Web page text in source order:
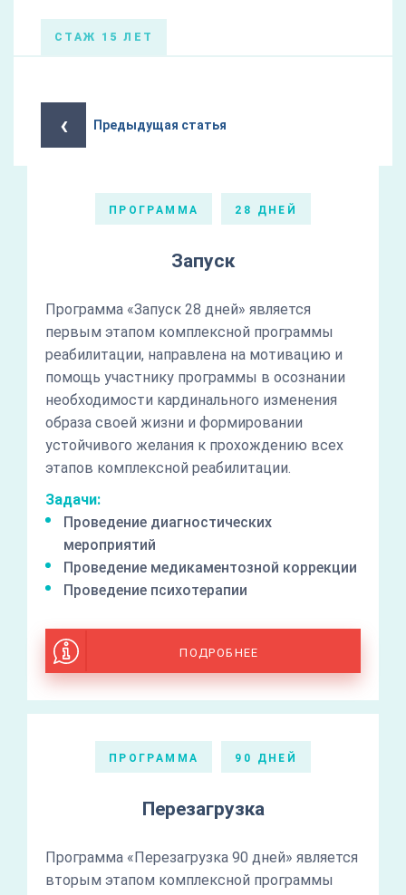
СТАЖ 15 ЛЕТ
‹ Предыдущая статья
ПРОГРАММА 28 ДНЕЙ
Запуск
Программа «Запуск 28 дней» является
первым этапом комплексной программы
реабилитации, направлена на мотивацию и
помощь участнику программы в осознании
необходимости кардинального изменения
образа своей жизни и формировании
устойчивого желания к прохождению всех
этапов комплексной реабилитации.
Задачи:
Проведение диагностических
мероприятий
Проведение медикаментозной коррекции
Проведение психотерапии
ПОДРОБНЕЕ
ПРОГРАММА 90 ДНЕЙ
Перезагрузка
Программа «Перезагрузка 90 дней» является
вторым этапом комплексной программы